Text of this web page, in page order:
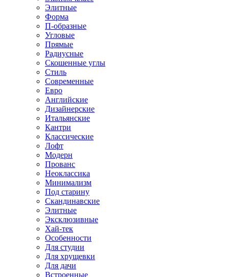
Элитные
Форма
П-образные
Угловые
Прямые
Радиусные
Скошенные углы
Стиль
Современные
Евро
Английские
Дизайнерские
Итальянские
Кантри
Классические
Лофт
Модерн
Прованс
Неоклассика
Минимализм
Под старину
Скандинавские
Элитные
Эксклюзивные
Хай-тек
Особенности
Для студии
Для хрущевки
Для дачи
Встроенные